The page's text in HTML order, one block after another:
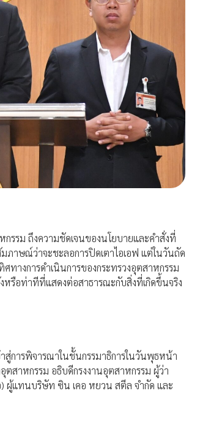
รรม ถึงความชัดเจนของนโยบายและคำสั่งที่
ภาษณ์ว่าจะชะลอการปิดเตาไอเอฟ แต่ในวันถัด
ทางการดำเนินการของกระทรวงอุตสาหกรรม
หรือท่าทีที่แสดงต่อสาธารณะกับสิ่งที่เกิดขึ้นจริง
สู่การพิจารณาในชั้นกรรมาธิการในวันพุธหน้า
ตสาหกรรม อธิบดีกรงงานอุตสาหกรรม ผู้ว่า
) ผู้แทนบริษัท ซิน เคอ หยวน สตีล จำกัด และ